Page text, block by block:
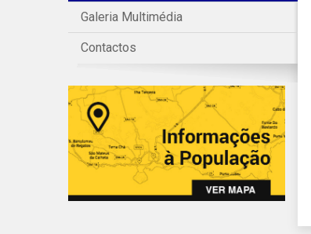
Galeria Multimédia
Contactos